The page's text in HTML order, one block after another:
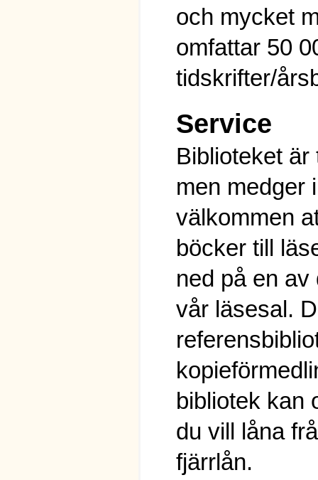
och mycket
omfattar 50
tidskrifter/
Service
Biblioteket är
men medger
välkommen
böcker till
ned på en av
vår läsesal.
bibliotek kan
du vill låna
fjärrlån.